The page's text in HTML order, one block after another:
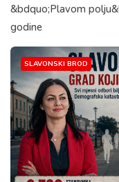
&bdquo;Plavom
godine
SLAVONSKI BROD